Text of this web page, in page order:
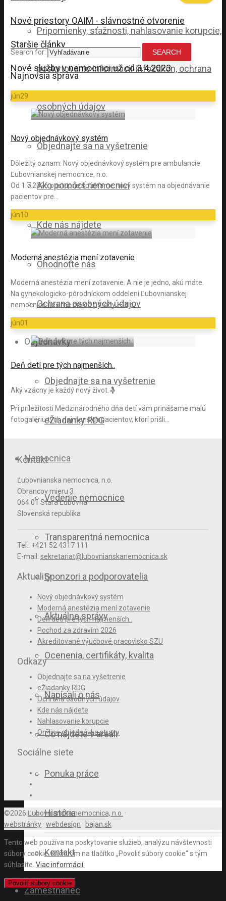
Pripomienky, sťažnosti, nahlasovanie korupcie,
poskytovanie informácií-infozákon, ochrana
osobných údajov
Objednajte sa na vyšetrenie
Ako pomôcť nemocnici
Kde nás nájdete
Ohodnoťte nás
Ochrana osobných údajov
Objednávky
Objednajte sa na vyšetrenie
eŽiadanky RDG
Nemocnica
Vedenie nemocnice
Transparentná nemocnica
Sponzori a podporovatelia
Aktuálne správy
Ocenenia, certifikáty, kvalita
Napísali o nás
Čo nájdete v areáli
Ponuka práce
História
Kontakt
Zamestnanec
Nové priestory OAIM - slávnostné otvorenie
Staršie články
Nové služby v nemocnici už od 3.4.2023
Search for:
Najnovšia správa
jún29
Nový objednávkový systém
Dôležitý oznam: Nový objednávkový systém pre ambulancie
Ľubovnianskej nemocnice, n.o.
Od 1.7.2026 postupne spúšťame nový systém na objednávanie
pacientov pre…
jún10
Moderná anestézia mení zotavenie
Moderná anestézia mení zotavenie. A nie je jedno, akú máte.
Na gynekologicko-pôrodníckom oddelení Ľubovnianskej
nemocnice riešime nielen pôrody — ale…
jún01
Deň detí pre tých najmenších..
Aký vzácny je každý nový život.🤱
Pri príležitosti Medzinárodného dňa detí vám prinášame malú
fotogalériu tých najmenších pacientov, ktorí prišli…
Kontakt
Ľubovnianska nemocnica, n.o.
Obrancov mieru 3
064 01 Stará Ľubovňa
Slovenská republika
Tel.: +421 52 4317 111
E-mail: sekretariat@lubovnianskanemocnica.sk
Aktuality
Nový objednávkový systém
Moderná anestézia mení zotavenie
Deň detí pre tých najmenších..
Pochod za zdravím 2026
Akreditované výučbové pracovisko SZU
Odkazy
Objednajte sa na vyšetrenie
eŽiadanky RDG
Ochrana osobných údajov
Kde nás nájdete
Nahlasovanie korupcie
On-line objednávka stravy
Sociálne siete
©2026 Ľubovnianska nemocnica, n.o. ·
webstránky · webdesign · bajan.sk
Tento web používa na poskytovanie služieb, analýzu návštevnosti
súbory cookie. Kliknutím na tlačítko „Povoliť súbory cookie“ s tým
súhlasíte. Viac informácií.
Povoliť súbory cookie